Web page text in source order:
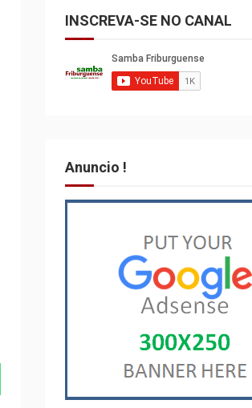
INSCREVA-SE NO CANAL
Anuncio !